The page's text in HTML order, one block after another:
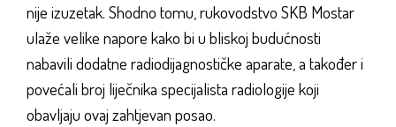
nije izuzetak. Shodno tomu, rukovodstvo SKB Mostar
ulaže velike napore kako bi u bliskoj budućnosti
nabavili dodatne radiodijagnostičke aparate, a također i
povećali broj liječnika specijalista radiologije koji
obavljaju ovaj zahtjevan posao.